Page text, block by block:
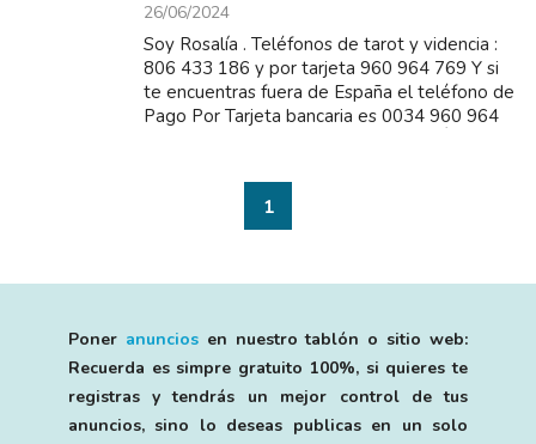
26/06/2024
Soy Rosalía . Teléfonos de tarot y videncia :
806 433 186 y por tarjeta 960 964 769 Y si
te encuentras fuera de España el teléfono de
Pago Por Tarjeta bancaria es 0034 960 964
1
Poner anunciosen nuestro tablón o sitio web:
Recuerda es simpre gratuito 100%, si quieres te
registras y tendrás un mejor control de tus
anuncios, sino lo deseas publicas en un solo